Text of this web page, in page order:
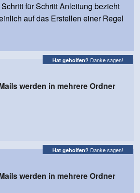
für Schritt Anleitung bezieht
auf das Erstellen einer Regel
Hat geholfen? Danke sagen!
werden in mehrere Ordner
Hat geholfen? Danke sagen!
werden in mehrere Ordner